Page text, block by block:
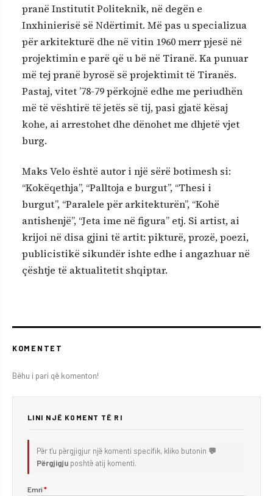
pranë Institutit Politeknik, në degën e
Inxhinierisë së Ndërtimit. Më pas u specializua
për arkitekturë dhe në vitin 1960 merr pjesë në
projektimin e parë që u bë në Tiranë. Ka punuar
më tej pranë byrosë së projektimit të Tiranës.
Pastaj, vitet ’78-79 përkojnë edhe me periudhën
më të vështirë të jetës së tij, pasi gjatë kësaj
kohe, ai arrestohet dhe dënohet me dhjetë vjet
burg.
Maks Velo është autor i një sërë botimesh si:
“Kokëqethja”, “Palltoja e burgut”, “Thesi i
burgut”, “Paralele për arkitekturën”, “Kohë
antishenjë”, “Jeta ime në figura” etj. Si artist, ai
krijoi në disa gjini të artit: pikturë, prozë, poezi,
publicistikë sikundër ishte edhe i angazhuar në
çështje të aktualitetit shqiptar.
KOMENTET
Bëhu i pari që komenton!
LINI NJË KOMENT TË RI
Për t'u përgjigjur një komenti specifik, kliko butonin 💬
Përgjigju poshtë atij komenti.
Emri *